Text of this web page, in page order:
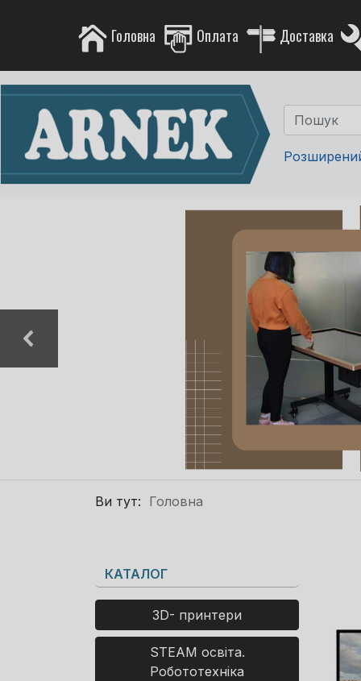
Головна Оплата Доставка
Ви тут: Головна
КАТАЛОГ
3D- принтери
STEAM освіта.
Робототехніка